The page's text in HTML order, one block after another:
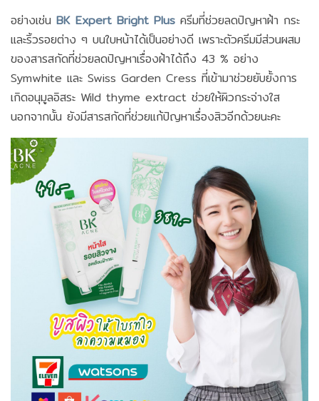
อย่างเช่น BK Expert Bright Plus ครีมที่ช่วยลดปัญหาฝ้า กระ
และริ้วรอยต่าง ๆ บนใบหน้าได้เป็นอย่างดี เพราะตัวครีมมีส่วนผสม
ของสารสกัดที่ช่วยลดปัญหาเรื่องฝ้าได้ถึง 43 % อย่าง
Symwhite และ Swiss Garden Cress ที่เข้ามาช่วยยับยั้งการ
เกิดอนุมูลอิสระ Wild thyme extract ช่วยให้ผิวกระจ่างใส
นอกจากนั้น ยังมีสารสกัดที่ช่วยแก้ปัญหาเรื่องสิวอีกด้วยนะคะ